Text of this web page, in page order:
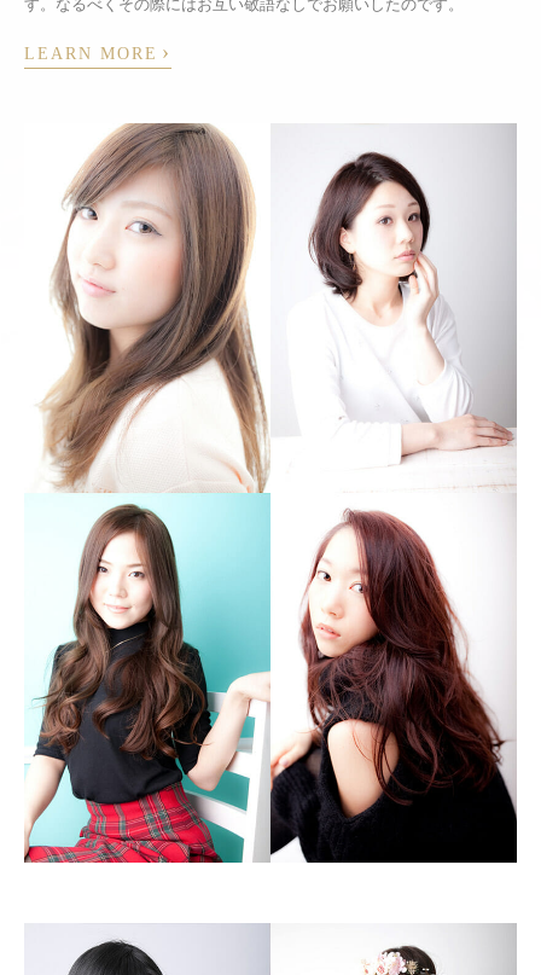
す。なるべくその際にはお互い敬語なしでお願いしたのです。
LEARN MORE ›